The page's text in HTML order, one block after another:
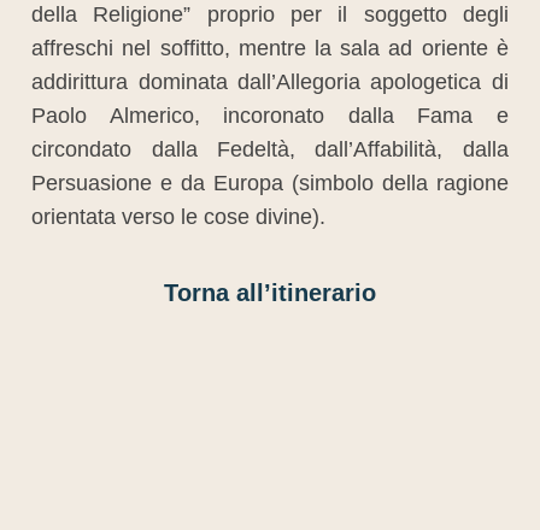
della Religione” proprio per il soggetto degli
affreschi nel soffitto, mentre la sala ad oriente è
addirittura dominata dall’Allegoria apologetica di
Paolo Almerico, incoronato dalla Fama e
circondato dalla Fedeltà, dall’Affabilità, dalla
Persuasione e da Europa (simbolo della ragione
orientata verso le cose divine).
Torna all’itinerario